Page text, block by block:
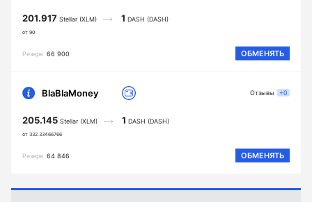
201.917 Stellar (XLM)
от 90
1 DASH (DASH)
Резерв 66 900 ОБМЕНЯТЬ
BlaBlaMoney
205.145 Stellar (XLM)
от 332.33466766
1 DASH (DASH)
Резерв 64 846 ОБМЕНЯТЬ
Отзывы +0